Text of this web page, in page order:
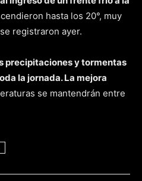
hasta los 20°, muy
registraron ayer.
precipitaciones y tormentas
la jornada. La mejora
se mantendrán entre